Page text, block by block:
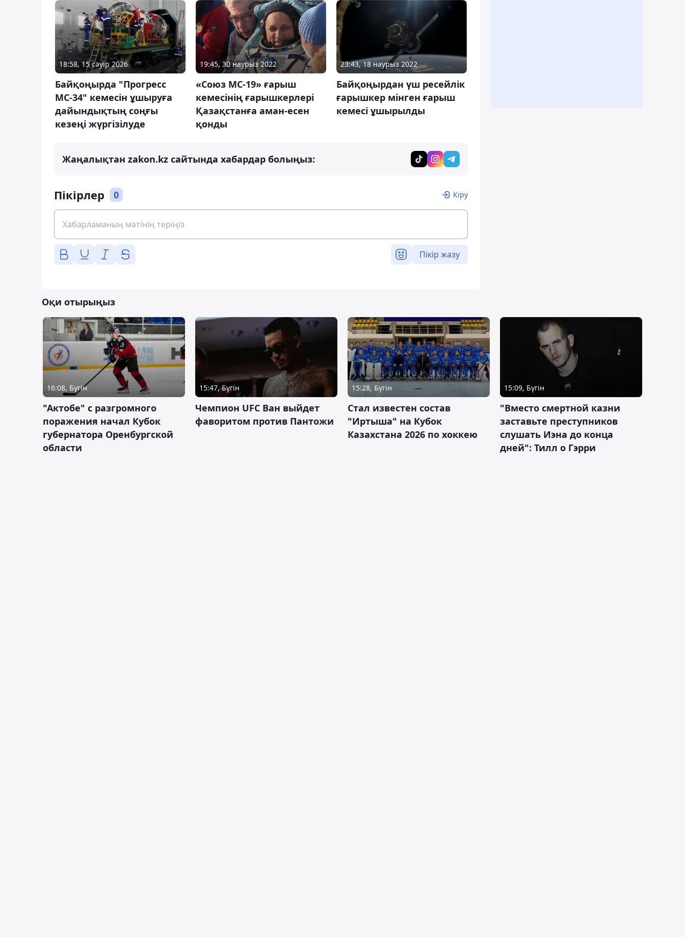
18:58, 15 сәуір 2026
Байқоңырда "Прогресс
МС-34" кемесін ұшыруға
дайындықтың соңғы
кезеңі жүргізілуде
19:45, 30 наурыз 2022
«Союз МС-19» ғарыш
кемесінің ғарышкерлері
Қазақстанға аман-есен
қонды
23:43, 18 наурыз 2022
Байқоңырдан үш ресейлік
ғарышкер мінген ғарыш
кемесі ұшырылды
Жаңалықтан zakon.kz сайтында хабардар болыңыз:
Пікірлер 0 Кіру
Пікір жазу
Оқи отырыңыз
16:08, Бүгін
"Актобе" с разгромного
поражения начал Кубок
губернатора Оренбургской
области
15:47, Бүгін
Чемпион UFC Ван выйдет
фаворитом против Пантожи
15:28, Бүгін
Стал известен состав
"Иртыша" на Кубок
Казахстана 2026 по хоккею
15:09, Бүгін
"Вместо смертной казни
заставьте преступников
слушать Иэна до конца
дней": Тилл о Гэрри